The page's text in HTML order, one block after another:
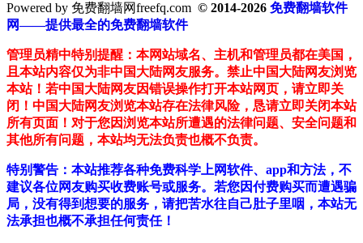
Powered by 免费翻墙网freefq.com © 2014-2026 免费翻墙软件
网——提供最全的免费翻墙软件
管理员精中特别提醒：本网站域名、主机和管理员都在美国，
且本站内容仅为非中国大陆网友服务。禁止中国大陆网友浏览
本站！若中国大陆网友因错误操作打开本站网页，请立即关
闭！中国大陆网友浏览本站存在法律风险，恳请立即关闭本站
所有页面！对于您因浏览本站所遭遇的法律问题、安全问题和
其他所有问题，本站均无法负责也概不负责。
特别警告：本站推荐各种免费科学上网软件、app和方法，不
建议各位网友购买收费账号或服务。若您因付费购买而遭遇骗
局，没有得到想要的服务，请把苦水往自己肚子里咽，本站无
法承担也概不承担任何责任！